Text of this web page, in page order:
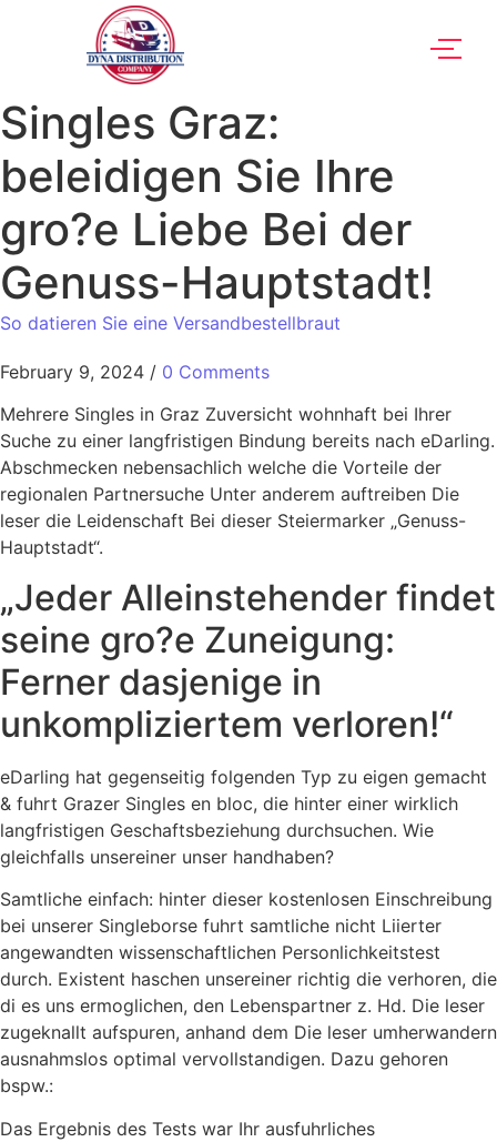
Singles Graz:
beleidigen Sie Ihre
gro?e Liebe Bei der
Genuss-Hauptstadt!
So datieren Sie eine Versandbestellbraut
February 9, 2024 / 0 Comments
Mehrere Singles in Graz Zuversicht wohnhaft bei Ihrer
Suche zu einer langfristigen Bindung bereits nach eDarling.
Abschmecken nebensachlich welche die Vorteile der
regionalen Partnersuche Unter anderem auftreiben Die
leser die Leidenschaft Bei dieser Steiermarker „Genuss-
Hauptstadt“.
„Jeder Alleinstehender findet
seine gro?e Zuneigung:
Ferner dasjenige in
unkompliziertem verloren!“
eDarling hat gegenseitig folgenden Typ zu eigen gemacht
& fuhrt Grazer Singles en bloc, die hinter einer wirklich
langfristigen Geschaftsbeziehung durchsuchen. Wie
gleichfalls unsereiner unser handhaben?
Samtliche einfach: hinter dieser kostenlosen Einschreibung
bei unserer Singleborse fuhrt samtliche nicht Liierter
angewandten wissenschaftlichen Personlichkeitstest
durch. Existent haschen unsereiner richtig die verhoren, die
di es uns ermoglichen, den Lebenspartner z. Hd. Die leser
zugeknallt aufspuren, anhand dem Die leser umherwandern
ausnahmslos optimal vervollstandigen. Dazu gehoren
bspw.:
Das Ergebnis des Tests war Ihr ausfuhrliches